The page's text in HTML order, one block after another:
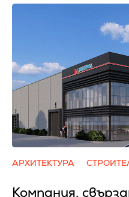
АРХИТЕКТУРА
Компания,